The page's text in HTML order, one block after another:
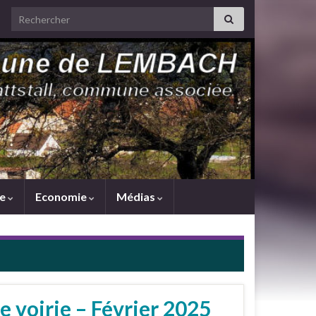
Search for:
Economie Médias
voirie – Février 2025